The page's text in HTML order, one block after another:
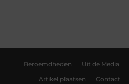
Beroemdheden Uit de Media
Artikel plaatsen Contact